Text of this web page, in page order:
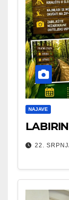
NAJAVE
22.